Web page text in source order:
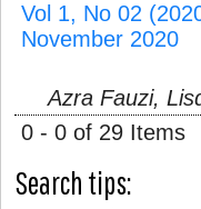
Vol 1, No 02
November 2020
Azra Fauzi,
0 - 0 of 29 Items
Search tips: